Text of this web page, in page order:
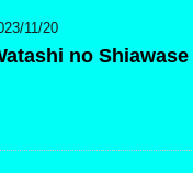
11/20
no